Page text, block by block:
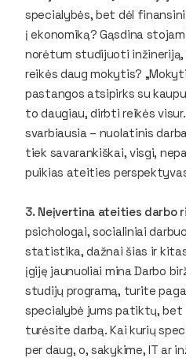
specialybės, bet dėl
į ekonomiką? Gąsdina
norėtum studijuoti
reikės daug mokytis?
pastangos atsipirks su
to daugiau, dirbti reikės
svarbiausia – nuolatinis
tiek savarankiškai, visgi,
puikias ateities
3. Neįvertina ateities darbo
psichologai, socialiniai
statistika, dažnai šias ir
įgiję jaunuoliai mina Darbo
studijų programą, turite
specialybė jums patiktų, bet
turėsite darbą. Kai kurių
per daug, o, sakykime, IT ar